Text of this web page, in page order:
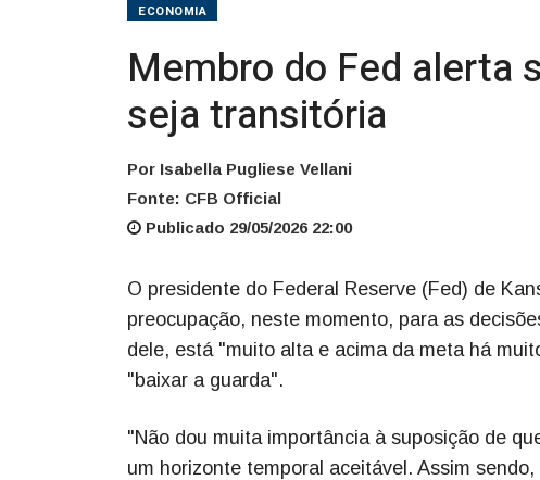
ECONOMIA
Membro do Fed alerta
seja transitória
Por Isabella Pugliese Vellani
Fonte: CFB Official
Publicado 29/05/2026 22:00
O presidente do Federal Reserve (Fed) de
preocupação, neste momento, para as
dele, está "muito alta e acima da meta há
"baixar a guarda".
"Não dou muita importância à suposição de
um horizonte temporal aceitável. Assim